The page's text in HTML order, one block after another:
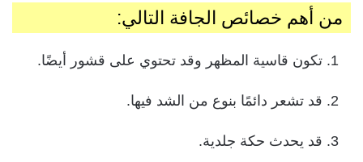
من أهم خصائص الجافة التالي:
تكون قاسية المظهر وقد تحتوي على قشور أيضًا.
قد تشعر دائمًا بنوع من الشد فيها.
قد يحدث حكة جلدية.